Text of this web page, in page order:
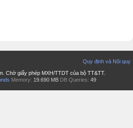
Quy định và Nội quy
Chờ giấy phép MXH/TTDT của bộ TT&TT.
Memory: 19.690 MB DB Queries: 49